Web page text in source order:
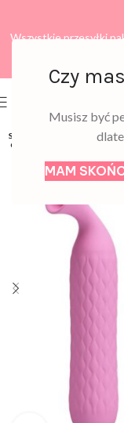
Czy
Musisz być
MAM
Wszystkie przesyłki
SOLD
OUT